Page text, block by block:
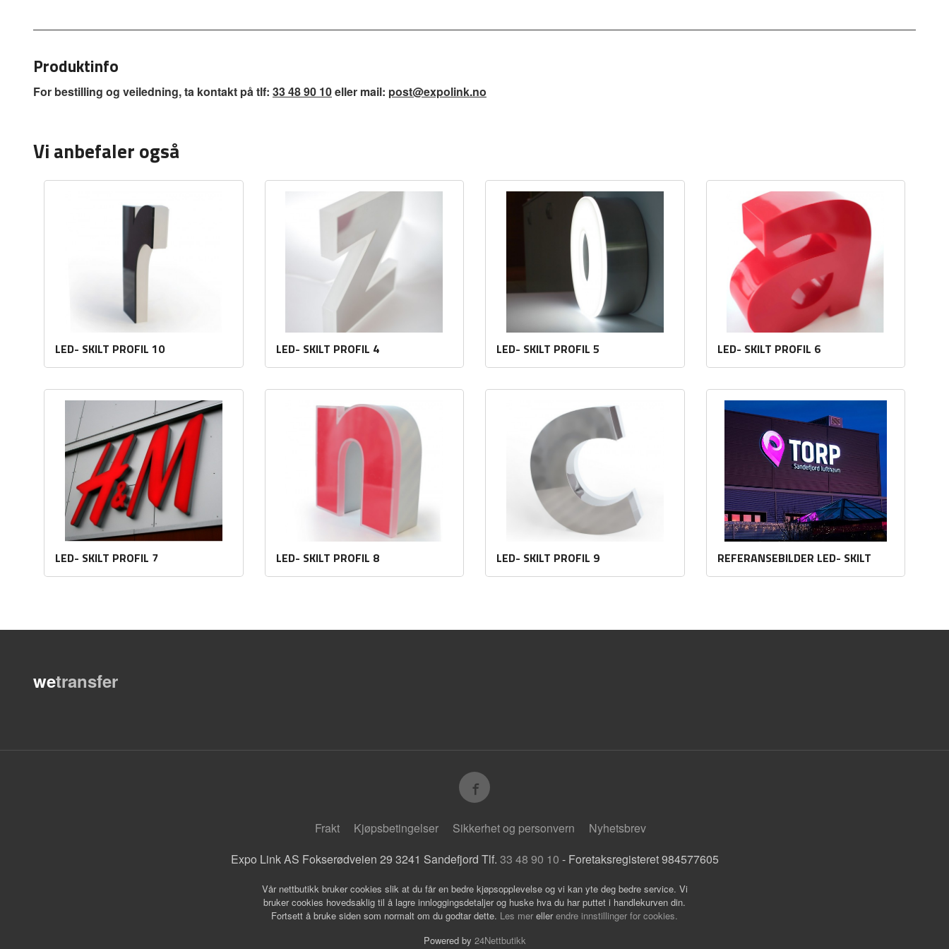
Produktinfo
For bestilling og veiledning, ta kontakt på tlf: 33 48 90 10eller mail: post@expolink.no
Vi anbefaler også
LED- SKILT PROFIL 10
Les mer
LED- SKILT PROFIL 4
Les mer
LED- SKILT PROFIL 5 LED- SKILT PROFIL 6
Les mer
LED- SKILT PROFIL 7 LED- SKILT PROFIL 8 LED- SKILT PROFIL 9 REFERANSEBILDER LED- SKILT
wetransfer
Frakt Kjøpsbetingelser Sikkerhet og personvern
Nyhetsbrev
Expo Link AS Fokserødveien 29 3241 Sandefjord Tlf. 33 48 90 10 - Foretaksregisteret 984577605
Vår nettbutikk bruker cookies slik at du får en bedre kjøpsopplevelse og vi kan yte deg bedre service. Vi
bruker cookies hovedsaklig til å lagre innloggingsdetaljer og huske hva du har puttet i handlekurven din.
Fortsett å bruke siden som normalt om du godtar dette. Les mer ellerendre innstillinger for cookies.
Powered by 24Nettbutikk